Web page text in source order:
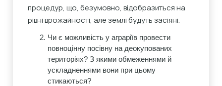
процедур, що, безумовно, відобразиться на
рівні врожайності, але землі будуть засіяні.
Чи є можливість у аграріїв провести
повноцінну посівну на деокупованих
територіях? З якими обмеженнями й
ускладненнями вони при цьому
стикаються?